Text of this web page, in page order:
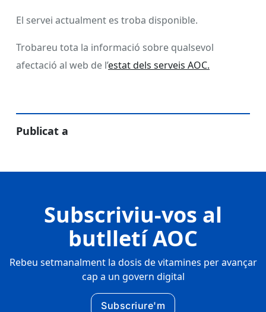
El servei actualment es troba disponible.
Trobareu tota la informació sobre qualsevol
afectació al web de l’estat dels serveis AOC.
Publicat a
Subscriviu-vos al
butlletí AOC
Rebeu setmanalment la dosis de vitamines per avançar
cap a un govern digital
Subscriure'm